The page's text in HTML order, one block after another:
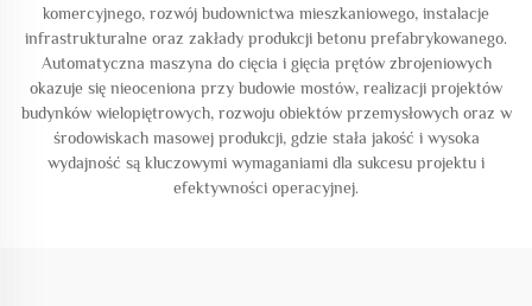
komercyjnego, rozwój budownictwa mieszkaniowego, instalacje
infrastrukturalne oraz zakłady produkcji betonu prefabrykowanego.
Automatyczna maszyna do cięcia i gięcia prętów zbrojeniowych
okazuje się nieoceniona przy budowie mostów, realizacji projektów
budynków wielopiętrowych, rozwoju obiektów przemysłowych oraz w
środowiskach masowej produkcji, gdzie stała jakość i wysoka
wydajność są kluczowymi wymaganiami dla sukcesu projektu i
efektywności operacyjnej.